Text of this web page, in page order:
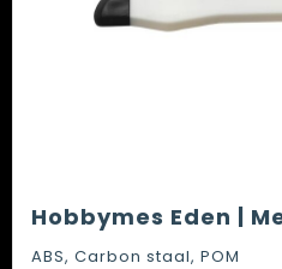
Hobbymes Eden |
ABS, Carbon staal, POM